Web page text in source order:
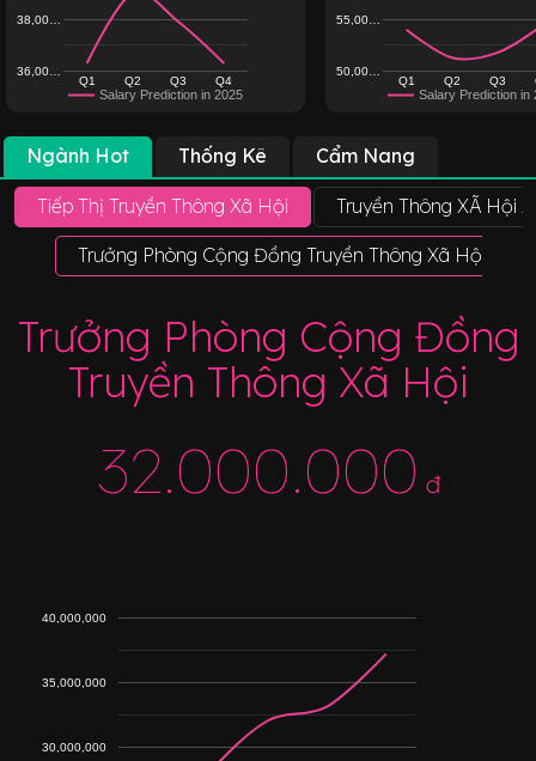
Salary Prediction in 2025
Q1 Q2 Q3 Q4
36,00…
38,00…
Salary Prediction in
Q1 Q2 Q3
50,00…
55,00…
Ngành Hot Thống Kê Cẩm Nang
Tiếp Thị Truyền Thông Xã Hội Truyền Thông XÃ Hội
Trưởng Phòng Cộng Đồng Truyền Thông Xã Hội
Trưởng Phòng Cộng Đồng
Truyền Thông Xã Hội
32.000.000 đ
30,000,000
35,000,000
40,000,000